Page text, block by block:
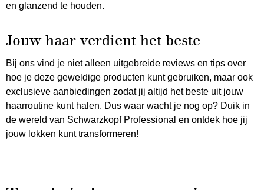
en glanzend te houden.
Jouw haar verdient het beste
Bij ons vind je niet alleen uitgebreide reviews en tips over
hoe je deze geweldige producten kunt gebruiken, maar ook
exclusieve aanbiedingen zodat jij altijd het beste uit jouw
haarroutine kunt halen. Dus waar wacht je nog op? Duik in
de wereld van Schwarzkopf Professional en ontdek hoe jij
jouw lokken kunt transformeren!